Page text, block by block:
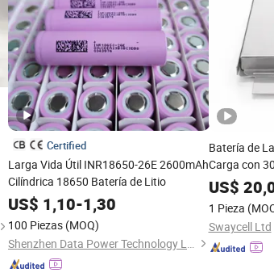
Certified
Larga Vida Útil INR18650-26E 2600mAh
Cilíndrica 18650 Batería de Litio
US$ 1,10-1,30
100 Piezas (MOQ)
Shenzhen Data Power Technology Ltd.
Batería de
Carga con
US$
1 Pieza
Swaycell Ltd